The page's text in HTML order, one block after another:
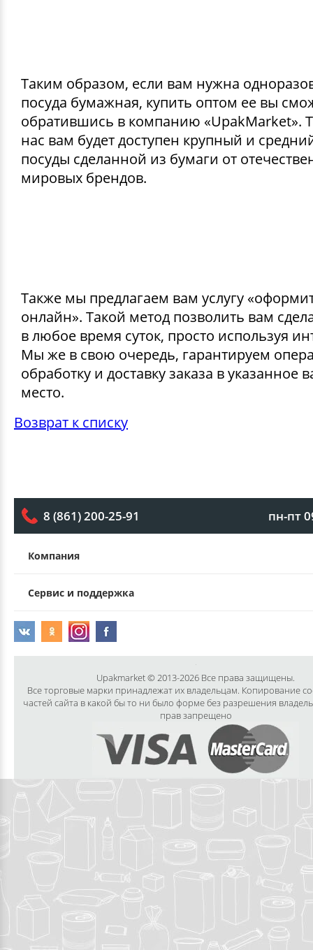
Таким образом, если вам нужна
посуда бумажная, купить оптом ее вы
обратившись в компанию «UpakMarket».
нас вам будет доступен крупный и
посуды сделанной из бумаги от
мировых брендов.
Также мы предлагаем вам услугу
онлайн». Такой метод позволить вам
в любое время суток, просто используя
Мы же в свою очередь, гарантируем
обработку и доставку заказа в указанное
место.
Возврат к списку
8 (861) 200-25-91 пн-пт
Компания
Сервис и поддержка
Upakmarket © 2013-2026 Все права защищены.
Все торговые марки принадлежат их владельцам. Копирование
частей сайта в какой бы то ни было форме без разрешения
прав запрещено